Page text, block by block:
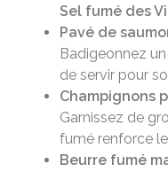
Sel fumé des
Pavé de
Badigeonnez
de servir pour
Champignons
Garnissez de
fumé renforce
Beurre fumé